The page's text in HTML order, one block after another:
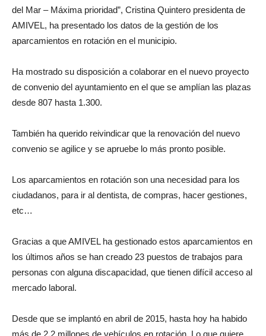
del Mar – Máxima prioridad”, Cristina Quintero presidenta de
AMIVEL, ha presentado los datos de la gestión de los
aparcamientos en rotación en el municipio.
Ha mostrado su disposición a colaborar en el nuevo proyecto
de convenio del ayuntamiento en el que se amplían las plazas
desde 807 hasta 1.300.
También ha querido reivindicar que la renovación del nuevo
convenio se agilice y se apruebe lo más pronto posible.
Los aparcamientos en rotación son una necesidad para los
ciudadanos, para ir al dentista, de compras, hacer gestiones,
etc…
Gracias a que AMIVEL ha gestionado estos aparcamientos en
los últimos años se han creado 23 puestos de trabajos para
personas con alguna discapacidad, que tienen difícil acceso al
mercado laboral.
Desde que se implantó en abril de 2015, hasta hoy ha habido
más de 2,2 millones de vehículos en rotación. Lo que quiere